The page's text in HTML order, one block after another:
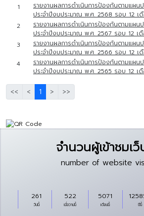
1
รายงานผลการดำเนินการป้องกันตามแผ
ประจำปีงบประมาณ พ.ศ. 2568 รอบ 12 เ
2
รายงานผลการดำเนินการป้องกันตามแผ
ประจำปีงบประมาณ พ.ศ. 2567 รอบ 12 เ
3
รายงานผลการดำเนินการป้องกันตามแผ
ประจำปีงบประมาณ พ.ศ. 2566 รอบ 12 เ
4
รายงานผลการดำเนินการป้องกันตามแผ
ประจำปีงบประมาณ พ.ศ. 2565 รอบ 12 เ
<< < 1 > >>
จำนวนผู้เข้าชมเว็
number of website
วันนี้
261
เมื่อวานนี้
522
เดือนนี้
5071
ปีนี้